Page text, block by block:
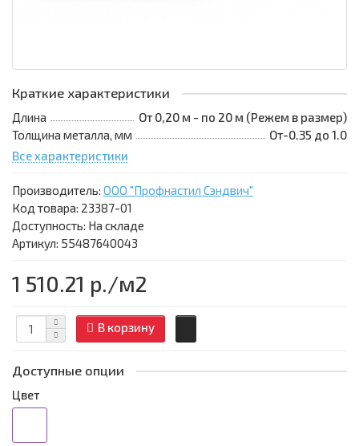
Краткие характеристики
Длина
От 0,20 м - по 20 м (Режем в размер)
Толщина металла, мм
От-0.35 до 1.0
Все характеристики
Производитель: ООО "Профнастил Сэндвич"
Код товара: 23387-01
Доступность: На складе
Артикул: 55487640043
1 510.21 р./м2
В корзину
Доступные опции
Цвет